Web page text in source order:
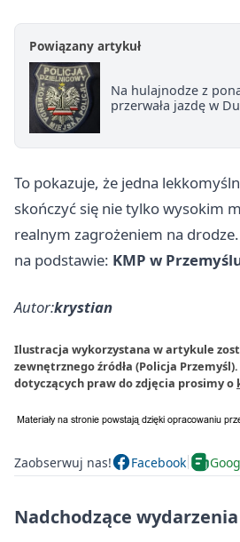
Powiązany artykuł
Na hulajnodze z
przerwała jazdę w
To pokazuje, że jedna
skończyć się nie tylko wysokim
realnym zagrożeniem na drodze.
na podstawie: KMP w
Autor:krystian
Ilustracja wykorzystana w artykule
zewnętrznego źródła (Policja
dotyczących praw do zdjęcia prosimy o
Zaobserwuj nas! Facebook
Nadchodzące wydarzenia